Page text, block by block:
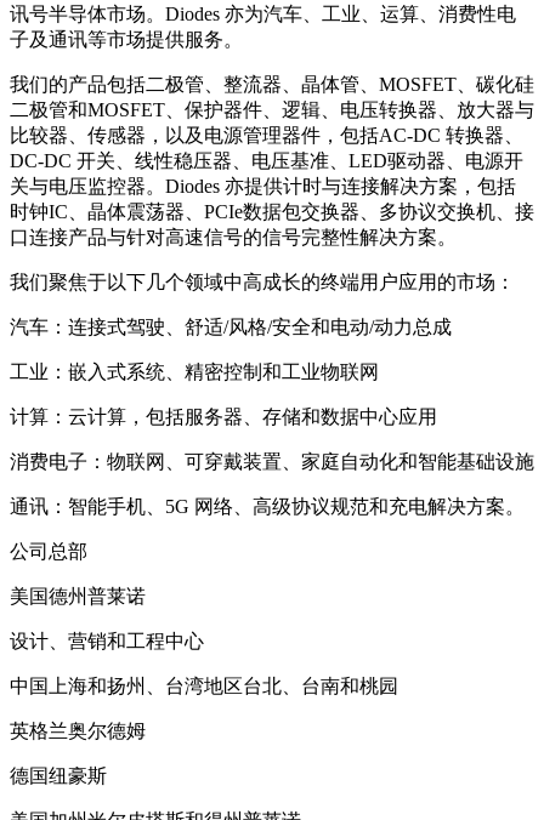
讯号半导体市场。Diodes 亦为汽车、工业、运算、消费性电
子及通讯等市场提供服务。
我们的产品包括二极管、整流器、晶体管、MOSFET、碳化硅
二极管和MOSFET、保护器件、逻辑、电压转换器、放大器与
比较器、传感器，以及电源管理器件，包括AC-DC 转换器、
DC-DC 开关、线性稳压器、电压基准、LED驱动器、电源开
关与电压监控器。Diodes 亦提供计时与连接解决方案，包括
时钟IC、晶体震荡器、PCIe数据包交换器、多协议交换机、接
口连接产品与针对高速信号的信号完整性解决方案。
我们聚焦于以下几个领域中高成长的终端用户应用的市场：
汽车：连接式驾驶、舒适/风格/安全和电动/动力总成
工业：嵌入式系统、精密控制和工业物联网
计算：云计算，包括服务器、存储和数据中心应用
消费电子：物联网、可穿戴装置、家庭自动化和智能基础设施
通讯：智能手机、5G 网络、高级协议规范和充电解决方案。
公司总部
美国德州普莱诺
设计、营销和工程中心
中国上海和扬州、台湾地区台北、台南和桃园
英格兰奥尔德姆
德国纽豪斯